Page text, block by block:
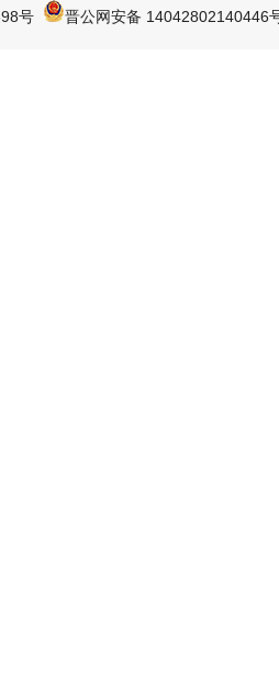
号
晋公网安备 14042802140446